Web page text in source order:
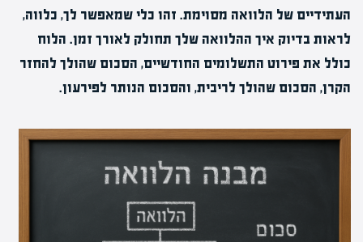
העתידיים של הלוואה מסוימת. זהו כלי שמאפשר לך, כלווה,
לראות בדיוק איך ההלוואה שלך תחולק לאורך זמן. הלוח
כולל את פירוט התשלומים החודשיים, הסכום שהולך להחזר
הקרן, הסכום שהולך לריבית, והסכום הנותר לפירעון.